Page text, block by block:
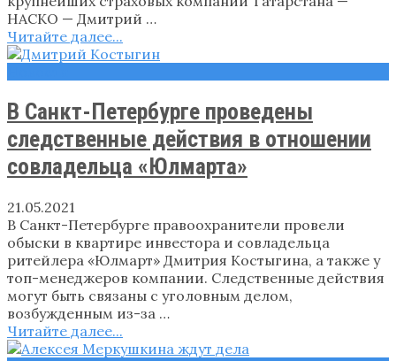
НАСКО — Дмитрий …
Читайте далее...
В Санкт-Петербурге проведены
следственные действия в отношении
совладельца «Юлмарта»
21.05.2021
В Санкт-Петербурге правоохранители провели
обыски в квартире инвестора и совладельца
ритейлера «Юлмарт» Дмитрия Костыгина, а также у
топ-менеджеров компании. Следственные действия
могут быть связаны с уголовным делом,
возбужденным из-за …
Читайте далее...